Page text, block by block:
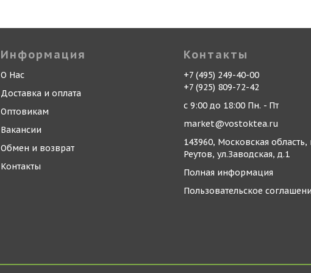
Информация
О Нас
Доставка и оплата
Оптовикам
Вакансии
Обмен и возврат
Контакты
Контакты
+7 (495) 249-40-00
+7 (925) 809-72-42
с 9:00 до 18:00 Пн. - Пт
market@vostoktea.ru
143960, Московская область,
Реутов, ул.Заводская, д.1
Полная информация
Пользовательское